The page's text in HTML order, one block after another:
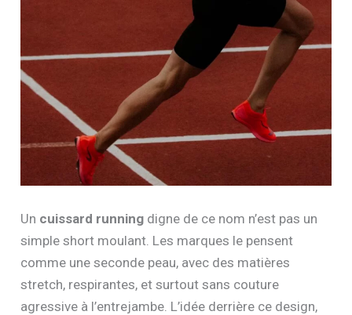
Un cuissard running digne de ce nom n’est pas un
simple short moulant. Les marques le pensent
comme une seconde peau, avec des matières
stretch, respirantes, et surtout sans couture
agressive à l’entrejambe. L’idée derrière ce design,